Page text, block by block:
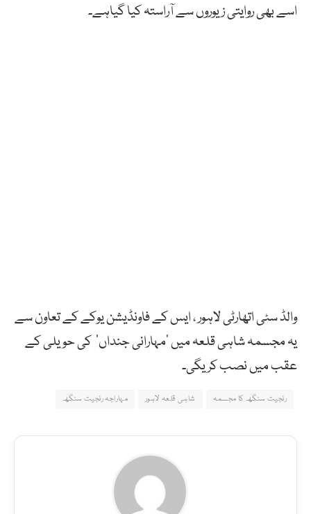
اسے بھی روایتی زیوروں سے آراستہ کیا گیاہے۔
والڈ سٹی اتھارٹی لاہور ، ایس کے فاونڈیشن یوکے کے تعاون سے
یہ مجسمہ شاہی قلعہ میں ’مہارانی جنداں‘ کی حویلی کے
عقب میں نصب کریگی۔
رنجیت سنگھ کا مجسمہ شاہی قلعہ لاہور مہاراجہ رنجیت سنگھ